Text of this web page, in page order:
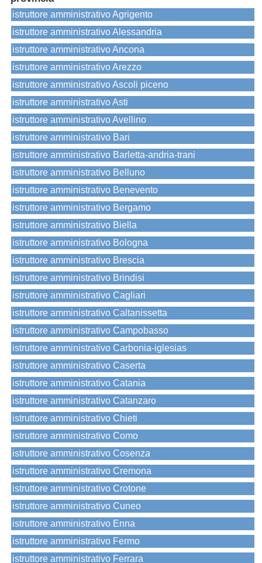
istruttore amministrativo Agrigento
istruttore amministrativo Alessandria
istruttore amministrativo Ancona
istruttore amministrativo Arezzo
istruttore amministrativo Ascoli piceno
istruttore amministrativo Asti
istruttore amministrativo Avellino
istruttore amministrativo Bari
istruttore amministrativo Barletta-andria-trani
istruttore amministrativo Belluno
istruttore amministrativo Benevento
istruttore amministrativo Bergamo
istruttore amministrativo Biella
istruttore amministrativo Bologna
istruttore amministrativo Brescia
istruttore amministrativo Brindisi
istruttore amministrativo Cagliari
istruttore amministrativo Caltanissetta
istruttore amministrativo Campobasso
istruttore amministrativo Carbonia-iglesias
istruttore amministrativo Caserta
istruttore amministrativo Catania
istruttore amministrativo Catanzaro
istruttore amministrativo Chieti
istruttore amministrativo Como
istruttore amministrativo Cosenza
istruttore amministrativo Cremona
istruttore amministrativo Crotone
istruttore amministrativo Cuneo
istruttore amministrativo Enna
istruttore amministrativo Fermo
istruttore amministrativo Ferrara